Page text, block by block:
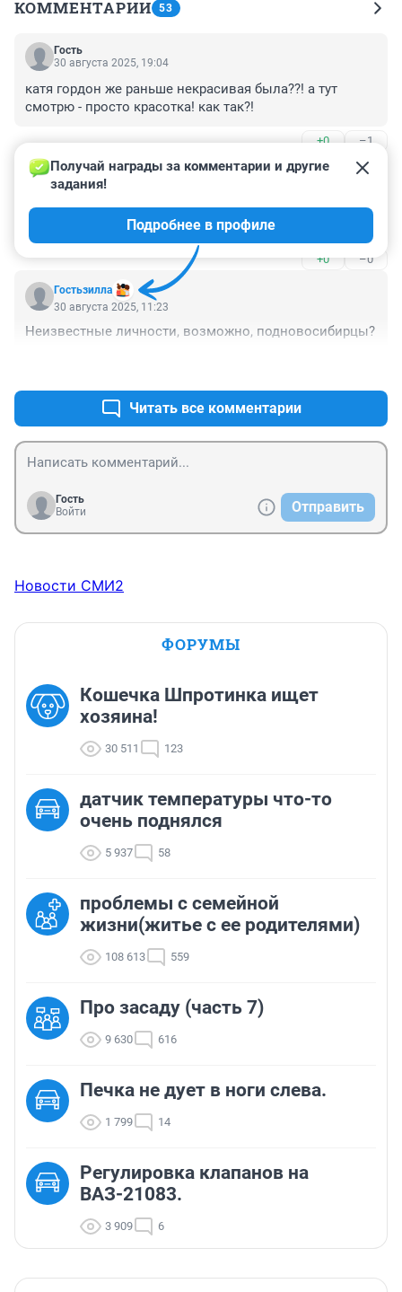
КОММЕНТАРИИ 53
Гость
30 августа 2025, 19:04
катя гордон же раньше некрасивая была??! а тут
смотрю - просто красотка! как так?!
+0 –1
Гость
30 августа 2025, 13:18
Сериалу "богатые тоже плачут" уже лет сорок, а тема
до сих пор актуальна
+0 –0
Гостьзилла
Получай награды за комментарии и другие
задания!
Подробнее в профиле
30 августа 2025, 11:23
Неизвестные личности, возможно, подновосибирцы?
Читать все комментарии
Гость
Войти
Отправить
Новости СМИ2
ФОРУМЫ
Кошечка Шпротинка ищет
хозяина!
30 511 123
датчик температуры что-то
очень поднялся
5 937 58
проблемы с семейной
жизни(житье с ее родителями)
108 613 559
Про засаду (часть 7)
9 630 616
Печка не дует в ноги слева.
1 799 14
Регулировка клапанов на
ВАЗ-21083.
3 909 6